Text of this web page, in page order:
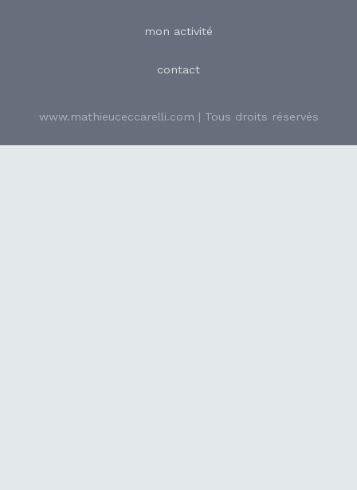
mon activité
contact
www.mathieuceccarelli.com | Tous droits réservés